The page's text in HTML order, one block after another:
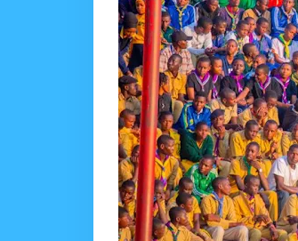
Zawadi-
NAIBU
OSCAR
SERIKALI
Alex Sonna-Aug